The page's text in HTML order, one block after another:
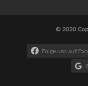
© 2020
Folge uns auf